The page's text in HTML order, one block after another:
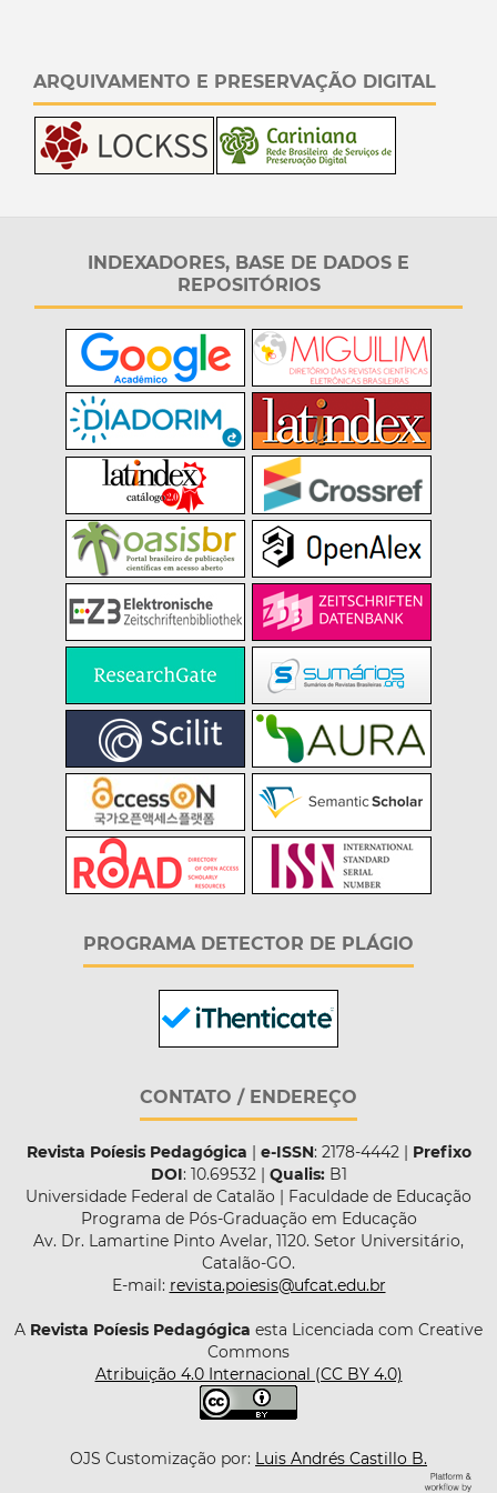
ARQUIVAMENTO E PRESERVAÇÃO DIGITAL
INDEXADORES, BASE DE DADOS E
REPOSITÓRIOS
PROGRAMA DETECTOR DE PLÁGIO
CONTATO / ENDEREÇO
Revista Poíesis Pedagógica e-ISSN: 2178-4442 | Prefixo
DOI: 10.69532 | Qualis:B1
Universidade Federal de Catalão | Faculdade de Educação
Programa de Pós-Graduação em Educação
Av. Dr. Lamartine Pinto Avelar, 1120. Setor Universitário,
Catalão-GO.
E-mail: revista.poiesis@ufcat.edu.br
A Revista Poíesis Pedagógica esta Licenciada com Creative
Commons
Atribuição 4.0 Internacional (CC BY 4.0)
OJS Customização por: Luis Andrés Castillo B.